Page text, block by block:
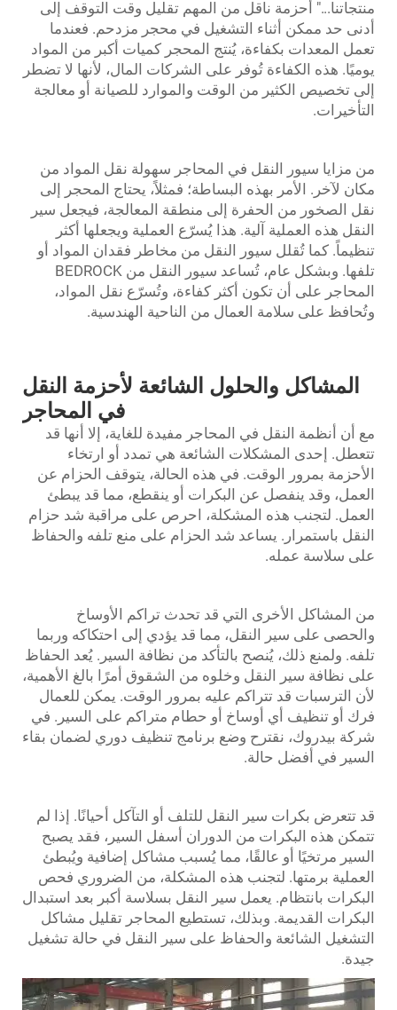
منتجاتنا..." أحزمة ناقل من المهم تقليل وقت التوقف إلى
أدنى حد ممكن أثناء التشغيل في محجر مزدحم. فعندما
تعمل المعدات بكفاءة، يُنتج المحجر كميات أكبر من المواد
يوميًا. هذه الكفاءة تُوفر على الشركات المال، لأنها لا تضطر
إلى تخصيص الكثير من الوقت والموارد للصيانة أو معالجة
التأخيرات.
من مزايا سيور النقل في المحاجر سهولة نقل المواد من
مكان لآخر. الأمر بهذه البساطة؛ فمثلاً، يحتاج المحجر إلى
نقل الصخور من الحفرة إلى منطقة المعالجة، فيجعل سير
النقل هذه العملية آلية. هذا يُسرّع العملية ويجعلها أكثر
تنظيماً. كما تُقلل سيور النقل من مخاطر فقدان المواد أو
تلفها. وبشكل عام، تُساعد سيور النقل من BEDROCK
المحاجر على أن تكون أكثر كفاءة، وتُسرّع نقل المواد،
وتُحافظ على سلامة العمال من الناحية الهندسية.
المشاكل والحلول الشائعة لأحزمة النقل
في المحاجر
مع أن أنظمة النقل في المحاجر مفيدة للغاية، إلا أنها قد
تتعطل. إحدى المشكلات الشائعة هي تمدد أو ارتخاء
الأحزمة بمرور الوقت. في هذه الحالة، يتوقف الحزام عن
العمل، وقد ينفصل عن البكرات أو ينقطع، مما قد يبطئ
العمل. لتجنب هذه المشكلة، احرص على مراقبة شد حزام
النقل باستمرار. يساعد شد الحزام على منع تلفه والحفاظ
على سلاسة عمله.
من المشاكل الأخرى التي قد تحدث تراكم الأوساخ
والحصى على سير النقل، مما قد يؤدي إلى احتكاكه وربما
تلفه. ولمنع ذلك، يُنصح بالتأكد من نظافة السير. يُعد الحفاظ
على نظافة سير النقل وخلوه من الشقوق أمرًا بالغ الأهمية،
لأن الترسبات قد تتراكم عليه بمرور الوقت. يمكن للعمال
فرك أو تنظيف أي أوساخ أو حطام متراكم على السير. في
شركة بيدروك، نقترح وضع برنامج تنظيف دوري لضمان بقاء
السير في أفضل حالة.
قد تتعرض بكرات سير النقل للتلف أو التآكل أحيانًا. إذا لم
تتمكن هذه البكرات من الدوران أسفل السير، فقد يصبح
السير مرتخيًا أو عالقًا، مما يُسبب مشاكل إضافية ويُبطئ
العملية برمتها. لتجنب هذه المشكلة، من الضروري فحص
البكرات بانتظام. يعمل سير النقل بسلاسة أكبر بعد استبدال
البكرات القديمة. وبذلك، تستطيع المحاجر تقليل مشاكل
التشغيل الشائعة والحفاظ على سير النقل في حالة تشغيل
جيدة.